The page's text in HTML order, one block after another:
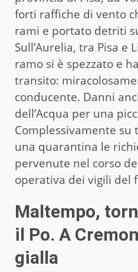
forti raffiche di vento
rami e portato detriti
Sull’Aurelia, tra Pisa e
ramo si è spezzato e
transito:
conducente. Danni
dell’Acqua per una
Complessivamente
una quarantina le
pervenute nel corso
operativa dei vigili del
Maltempo,
il Po. A
gialla